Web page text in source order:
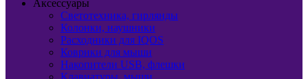
Аксессуары
Светотехника, гирлянды
Колонки, наушники
Расходники для IQOS
Коврики для мыши
Накопители USB, флешки
Клавиатуры, мыши